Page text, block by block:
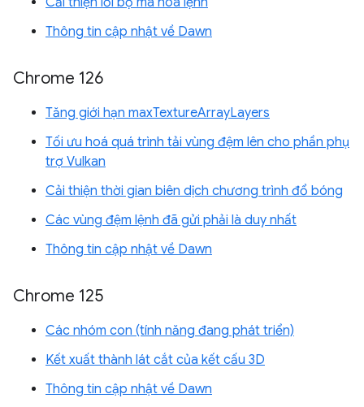
Thông tin cập nhật về Dawn
Chrome 126
Tăng giới hạn maxTextureArrayLayers
Tối ưu hoá quá trình tải vùng đệm lên cho phần phụ
trợ Vulkan
Cải thiện thời gian biên dịch chương trình đổ bóng
Các vùng đệm lệnh đã gửi phải là duy nhất
Thông tin cập nhật về Dawn
Chrome 125
Các nhóm con (tính năng đang phát triển)
Kết xuất thành lát cắt của kết cấu 3D
Thông tin cập nhật về Dawn